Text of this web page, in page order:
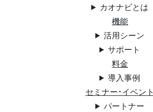
カオナビとは
機能
活用シーン
サポート
料金
導入事例
セミナー・イベント
パートナー